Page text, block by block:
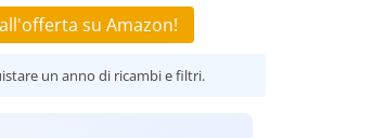
su Amazon!
un anno di ricambi e filtri.